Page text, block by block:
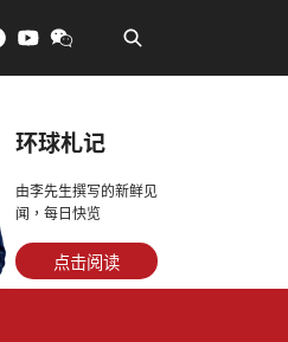
造基地 •
环球札记
由李先生撰写的新鲜见
闻，每日快览
点击阅读